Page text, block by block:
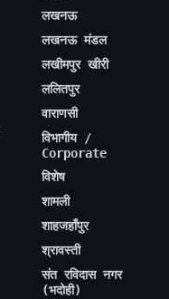
लखनऊ
लखनऊ मंडल
लखीमपुर खीरी
ललितपुर
वाराणसी
विभागीय /
Corporate
विशेष
शामली
शाहजहाँपुर
श्रावस्ती
संत रविदास नगर
(भदोही)